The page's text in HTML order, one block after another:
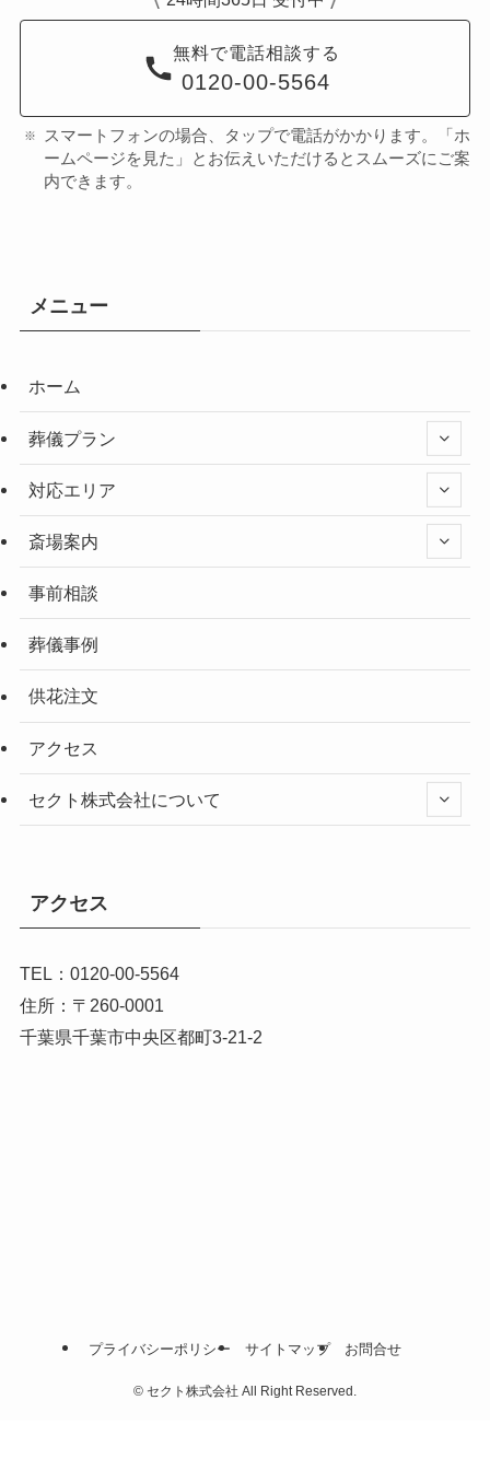
無料で電話相談する
0120-00-5564
スマートフォンの場合、タップで電話がかかります。「ホ
ームページを見た」とお伝えいただけるとスムーズにご案
内できます。
メニュー
ホーム
葬儀プラン
対応エリア
斎場案内
事前相談
葬儀事例
供花注文
アクセス
セクト株式会社について
アクセス
TEL：0120-00-5564
住所：〒260-0001
千葉県千葉市中央区都町3-21-2
プライバシーポリシー サイトマップ お問合せ
© セクト株式会社 All Right Reserved.